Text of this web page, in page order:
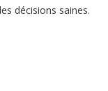
décisions saines.